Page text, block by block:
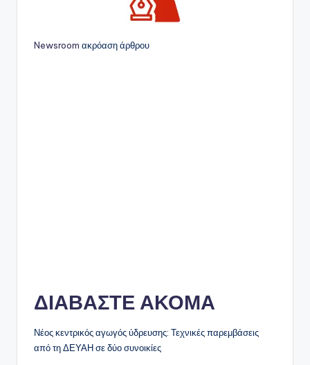
Newsroom ακρόαση άρθρου
ΔΙΑΒΑΣΤΕ ΑΚΟΜΑ
Νέος κεντρικός αγωγός ύδρευσης: Τεχνικές παρεμβάσεις
από τη ΔΕΥΑΗ σε δύο συνοικίες